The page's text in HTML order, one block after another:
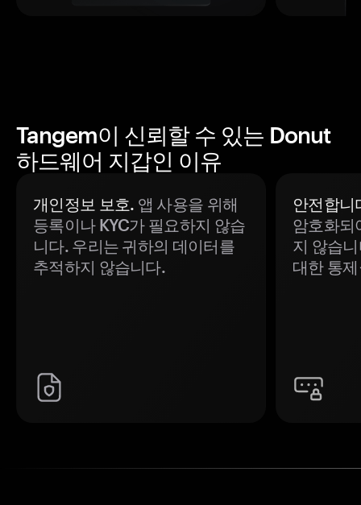
Tangem이 신뢰할 수 있는 Donut
하드웨어 지갑인 이유
개인정보 보호. 앱 사용을 위해
등록이나 KYC가 필요하지 않습
니다. 우리는 귀하의 데이터를
추적하지 않습니다.
안전합니
암호화되
지 않습
대한 통